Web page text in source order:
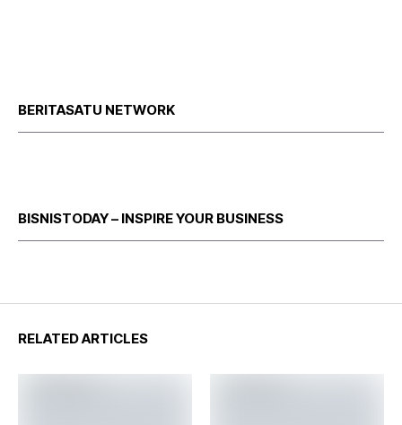
BERITASATU NETWORK
BISNISTODAY – INSPIRE YOUR BUSINESS
RELATED ARTICLES